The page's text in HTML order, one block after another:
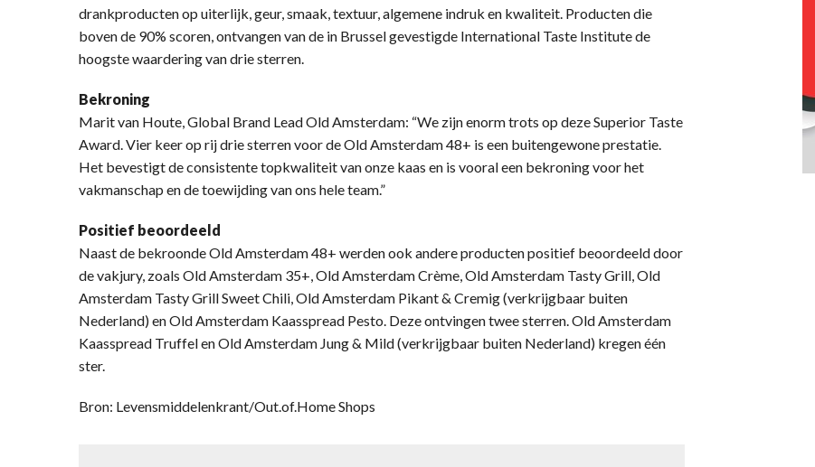
drankproducten op uiterlijk, geur, smaak, textuur, algemene indruk en kwaliteit. Producten die
boven de 90% scoren, ontvangen van de in Brussel gevestigde International Taste Institute de
hoogste waardering van drie sterren.
Bekroning
Marit van Houte, Global Brand Lead Old Amsterdam: “We zijn enorm trots op deze Superior Taste
Award. Vier keer op rij drie sterren voor de Old Amsterdam 48+ is een buitengewone prestatie.
Het bevestigt de consistente topkwaliteit van onze kaas en is vooral een bekroning voor het
vakmanschap en de toewijding van ons hele team.”
Positief beoordeeld
Naast de bekroonde Old Amsterdam 48+ werden ook andere producten positief beoordeeld door
de vakjury, zoals Old Amsterdam 35+, Old Amsterdam Crème, Old Amsterdam Tasty Grill, Old
Amsterdam Tasty Grill Sweet Chili, Old Amsterdam Pikant & Cremig (verkrijgbaar buiten
Nederland) en Old Amsterdam Kaasspread Pesto. Deze ontvingen twee sterren. Old Amsterdam
Kaasspread Truffel en Old Amsterdam Jung & Mild (verkrijgbaar buiten Nederland) kregen één
ster.
Bron: Levensmiddelenkrant/Out.of.Home Shops